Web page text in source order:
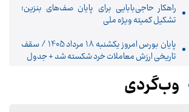
راهکار حاجی‌بابایی برای پایان صف‌های بنزین؛
تشکیل کمیته ویژه ملی
پایان بورس امروز یکشنبه 18 مرداد 1405 / سقف
تاریخی ارزش معاملات خرد شکسته شد + جدول
وب‌گردی